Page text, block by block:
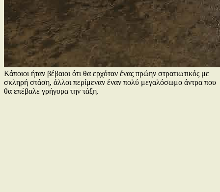
Κάποιοι ήταν βέβαιοι ότι θα ερχόταν ένας πρώην στρατιωτικός με
σκληρή στάση, άλλοι περίμεναν έναν πολύ μεγαλόσωμο άντρα που
θα επέβαλε γρήγορα την τάξη.